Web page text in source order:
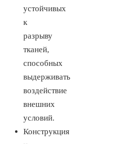
устойчивых
к
разрыву
тканей,
способных
выдерживать
воздействие
внешних
условий.
Конструкция